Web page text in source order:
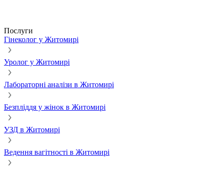
Послуги
Гінеколог у Житомирі
Уролог у Житомирі
Лабораторні аналізи в Житомирі
Безпліддя у жінок в Житомирі
УЗД в Житомирі
Ведення вагітності в Житомирі